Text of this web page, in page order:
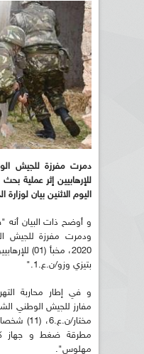
دمرت مفرزة للجيش
للإرهابيين إثر عملية
اليوم الاثنين بيان لوزارة
و أوضح ذات البيان
2020، مخبأ
بتيزي وزو/ن.ع.1."
و في إطار محاربة
مفارز للجيش الوطني
مهلوس".